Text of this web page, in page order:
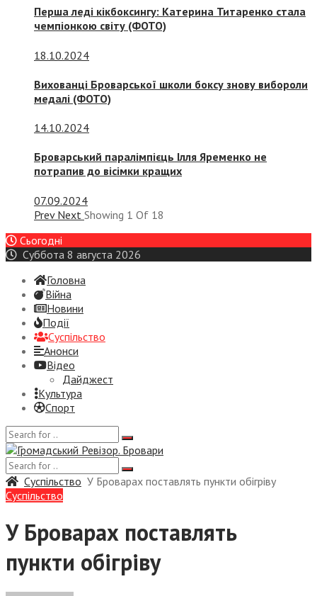
Перша леді кікбоксингу: Катерина Титаренко стала
чемпіонкою світу (ФОТО)
18.10.2024
Вихованці Броварської школи боксу знову вибороли
медалі (ФОТО)
14.10.2024
Броварський паралімпієць Ілля Яременко не
потрапив до вісімки кращих
07.09.2024
Prev Next Showing 1 Of 18
Сьогодні
Суббота 8 августа 2026
Головна
Війна
Новини
Події
Суспiльство
Анонси
Відео
Дайджест
Культура
Спорт
Суспiльство У Броварах поставлять пункти обігріву
Суспiльство
У Броварах поставлять
пункти обігріву